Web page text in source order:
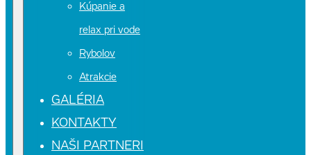
Kúpanie a
relax pri vode
Rybolov
Atrakcie
GALÉRIA
KONTAKTY
NAŠI PARTNERI